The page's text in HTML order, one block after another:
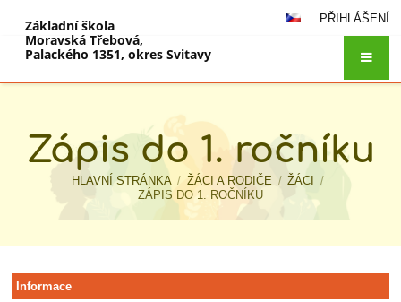
PŘIHLÁŠENÍ
Základní škola
Moravská Třebová,
Palackého 1351, okres Svitavy
Zápis do 1. ročníku
HLAVNÍ STRÁNKA / ŽÁCI A RODIČE / ŽÁCI
/
ZÁPIS DO 1. ROČNÍKU
Zápis
Informace